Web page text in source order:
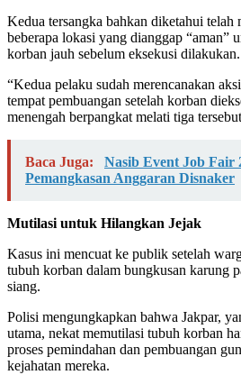
Kedua tersangka bahkan diketahui telah
beberapa lokasi yang dianggap “aman”
korban jauh sebelum eksekusi dilakukan.
“Kedua pelaku sudah merencanakan
tempat pembuangan setelah korban
menengah berpangkat melati tiga
Baca Juga:
Nasib Event Job Fair
Pemangkasan Anggaran Disnaker
Mutilasi untuk Hilangkan Jejak
Kasus ini mencuat ke publik setelah
tubuh korban dalam bungkusan karung
siang.
Polisi mengungkapkan bahwa Jakpar,
utama, nekat memutilasi tubuh korban
proses pemindahan dan pembuangan
kejahatan mereka.